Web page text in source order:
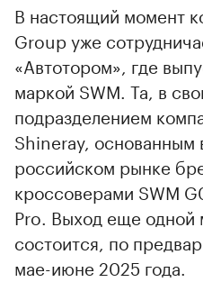
В настоящий момент
Group уже
«Автотором», где
маркой SWM. Та, в
подразделением
Shineray, основанным
российском рынке
кроссоверами SWM
Pro. Выход еще одной
состоится, по
мае-июне 2025 года.